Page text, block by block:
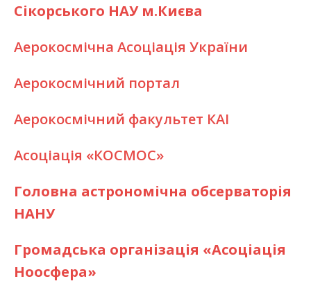
Сікорського НАУ м.Києва
Аерокосмічна Асоціація України
Аерокосмічний портал
Аерокосмічний факультет КАІ
Асоціація «КОСМОС»
Головна астрономічна обсерваторія
НАНУ
Громадська організація «Асоціація
Ноосфера»